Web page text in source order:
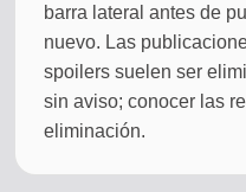
barra lateral antes de
nuevo. Las
spoilers suelen ser
sin aviso; conocer las
eliminación.